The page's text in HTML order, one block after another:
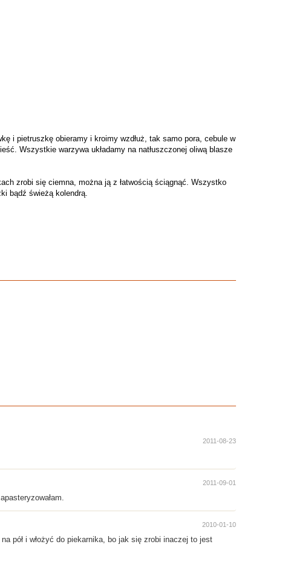
i pietruszkę obieramy i kroimy wzdłuż, tak samo pora, cebule w
Wszystkie warzywa układamy na natłuszczonej oliwą blasze
zrobi się ciemna, można ją z łatwością ściągnąć. Wszystko
bądź świeżą kolendrą.
2011-08-23
2011-09-01
2010-01-10
pół i włożyć do piekarnika, bo jak się zrobi inaczej to jest